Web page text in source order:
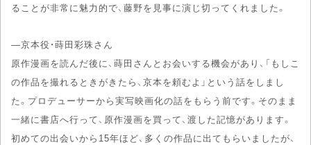
ることが非常に魅力的で、藤野を見事に演じ切ってくれました。
―京本役・蒔田彩珠さん
原作漫画を読んだ後に、蒔田さんとお会いする機会があり、「もしこ
の作品を撮れるときがきたら、京本を頼むよ」という話をしまし
た。プロデューサーから実写映画化の話をもらう前です。そのまま
一緒に書店へ行って、原作漫画を買って、渡した記憶があります。
初めての出会いから15年ほど、多くの作品に出てもらいましたが、